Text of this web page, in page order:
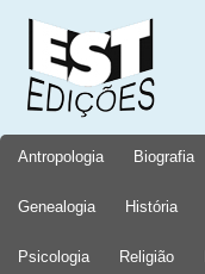
Antropologia Biografia
Genealogia História
Psicologia Religião